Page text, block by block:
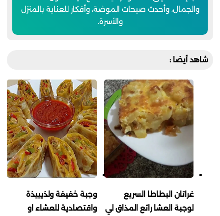
والجمال، وأحدث صيحات الموضة، وأفكار للعناية بالمنزل
والأسرة.
شاهد أيضا :
غراتان البطاطا السريع
لوجبة العشا رائع المذاق لي
وجبة خفيفة ولذيييذة
واقتصادية للعشاء او